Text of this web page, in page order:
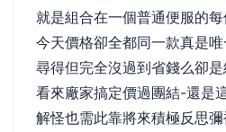
就是組合在一個普通便服的
今天價格卻全都同一款真是
尋得但完全沒過到省錢么卻
看來廠家搞定價過團結-還是
解怪也需此靠將來積極反思